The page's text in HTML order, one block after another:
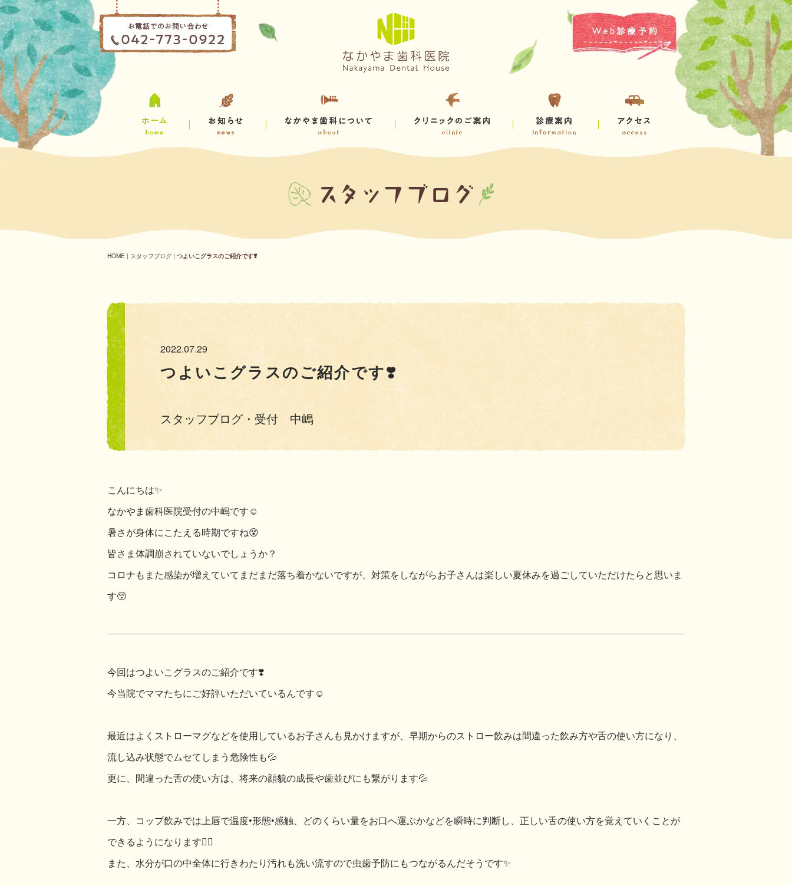
HOME | スタッフブログ | つよいこグラスのご紹介です❣️
2022.07.29
つよいこグラスのご紹介です❣️
スタッフブログ・受付 中嶋
こんにちは✨
なかやま歯科医院受付の中嶋です☺️
暑さが身体にこたえる時期ですね😵
皆さま体調崩されていないでしょうか？
コロナもまた感染が増えていてまだまだ落ち着かないですが、対策をしながらお子さんは楽しい夏休みを過ごしていただけたらと思いま
す🥺
今回はつよいこグラスのご紹介です❣️
今当院でママたちにご好評いただいているんです☺️
最近はよくストローマグなどを使用しているお子さんも見かけますが、早期からのストロー飲みは間違った飲み方や舌の使い方になり、
流し込み状態でムセてしまう危険性も💦
更に、間違った舌の使い方は、将来の顔貌の成長や歯並びにも繋がります💦
一方、コップ飲みでは上唇で温度•形態•感触、どのくらい量をお口へ運ぶかなどを瞬時に判断し、正しい舌の使い方を覚えていくことが
できるようになります🙆‍♀️
また、水分が口の中全体に行きわたり汚れも洗い流すので虫歯予防にもつながるんだそうです✨